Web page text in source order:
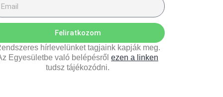
Feliratkozom
hírlevelünket tagjaink kapják meg.
Egyesületbe való belépésről ezen a linken
tudsz tájékozódni.